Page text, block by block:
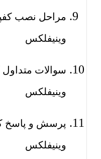
وینیفلکس
وینیفلکس
وینیفلکس